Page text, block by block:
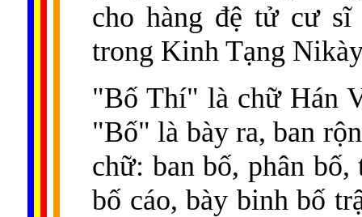
cho hàng đệ tử cư
trong Kinh Tạng
"Bố Thí" là chữ Hán
"Bố" là bày ra, ban
chữ: ban bố, phân
bố cáo, bày binh bố